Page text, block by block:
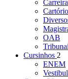
Cartório
OAB
Cursinhos 2
ENEM